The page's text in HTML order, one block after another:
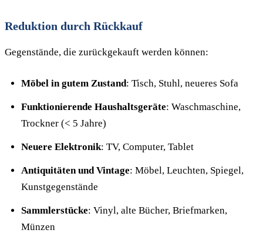
Reduktion durch Rückkauf
Gegenstände, die zurückgekauft werden können:
Möbel in gutem Zustand: Tisch, Stuhl, neueres Sofa
Funktionierende Haushaltsgeräte: Waschmaschine,
Trockner (< 5 Jahre)
Neuere Elektronik: TV, Computer, Tablet
Antiquitäten und Vintage: Möbel, Leuchten, Spiegel,
Kunstgegenstände
Sammlerstücke: Vinyl, alte Bücher, Briefmarken,
Münzen